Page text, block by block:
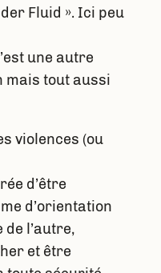
Fluid ». Ici peu
une autre
mais tout aussi
violences (ou
d’être
d’orientation
de l’autre,
et être